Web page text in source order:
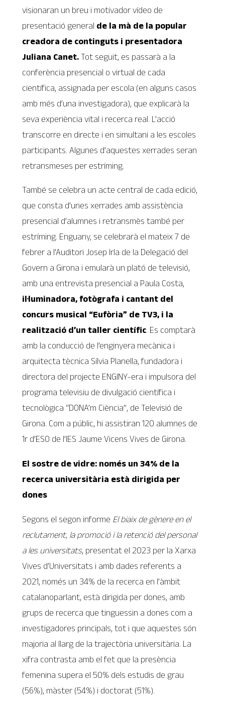
visionaran un breu i motivador vídeo de
presentació general de la mà de la popular
creadora de continguts i presentadora
Juliana Canet. Tot seguit, es passarà a la
conferència presencial o virtual de cada
científica, assignada per escola (en alguns casos
amb més d’una investigadora), que explicarà la
seva experiència vital i recerca real. L’acció
transcorre en directe i en simultani a les escoles
participants. Algunes d’aquestes xerrades seran
retransmeses per estríming.
També se celebra un acte central de cada edició,
que consta d’unes xerrades amb assistència
presencial d’alumnes i retransmès també per
estríming. Enguany, se celebrarà el mateix 7 de
febrer a l’Auditori Josep Irla de la Delegació del
Govern a Girona i emularà un plató de televisió,
amb una entrevista presencial a Paula Costa,
il·luminadora, fotògrafa i cantant del
concurs musical “Eufòria” de TV3, i la
realització d’un taller científic. Es comptarà
amb la conducció de l’enginyera mecànica i
arquitecta tècnica Sílvia Planella, fundadora i
directora del projecte ENGINY-era i impulsora del
programa televisiu de divulgació científica i
tecnològica “DONA’m Ciència”, de Televisió de
Girona. Com a públic, hi assistiran 120 alumnes de
1r d’ESO de l’IES Jaume Vicens Vives de Girona.
El sostre de vidre: només un 34% de la
recerca universitària està dirigida per
dones
Segons el segon informe El biaix de gènere en el
reclutament, la promoció i la retenció del personal
a les universitats, presentat el 2023 per la Xarxa
Vives d’Universitats i amb dades referents a
2021, només un 34% de la recerca en l’àmbit
catalanoparlant, està dirigida per dones, amb
grups de recerca que tinguessin a dones com a
investigadores principals, tot i que aquestes són
majoria al llarg de la trajectòria universitària. La
xifra contrasta amb el fet que la presència
femenina supera el 50% dels estudis de grau
(56%), màster (54%) i doctorat (51%).